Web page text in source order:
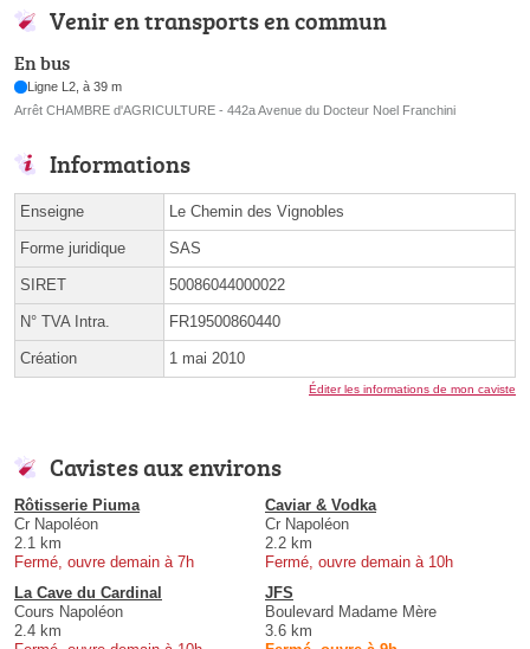
Venir en transports en commun
En bus
Ligne L2, à 39 m
Arrêt CHAMBRE d'AGRICULTURE - 442a Avenue du Docteur Noel Franchini
Informations
Enseigne Le Chemin des Vignobles
Forme juridique SAS
SIRET 50086044000022
N° TVA Intra. FR19500860440
Création 1 mai 2010
Éditer les informations de mon caviste
Cavistes aux environs
Rôtisserie Piuma
Cr Napoléon
2.1 km
Fermé, ouvre demain à 7h
Caviar & Vodka
Cr Napoléon
2.2 km
Fermé, ouvre demain à 10h
La Cave du Cardinal
Cours Napoléon
2.4 km
JFS
Boulevard Madame Mère
3.6 km